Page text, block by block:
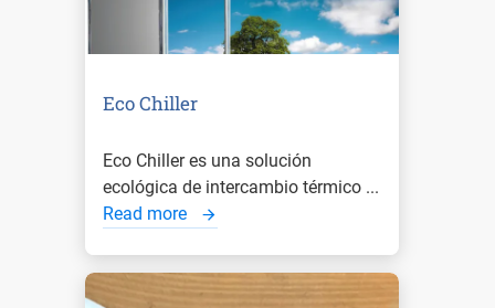
Eco Chiller
Eco Chiller es una solución
ecológica de intercambio térmico ...
Read more